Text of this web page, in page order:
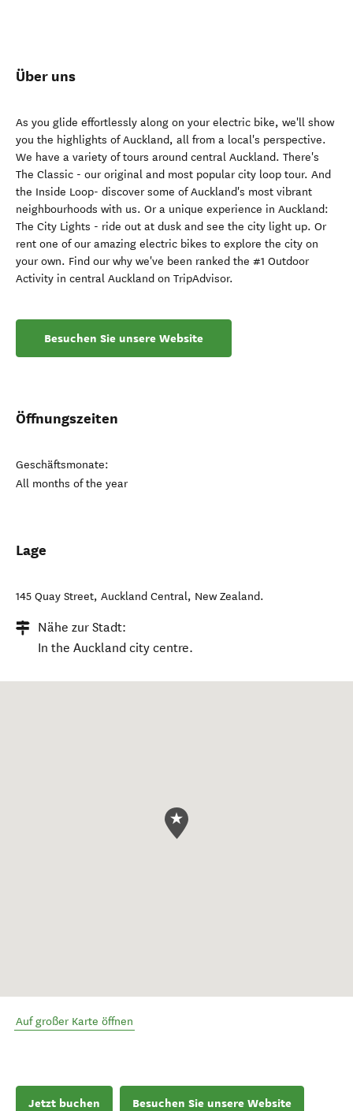
Über uns
As you glide effortlessly along on your electric bike, we'll show
you the highlights of Auckland, all from a local's perspective.
We have a variety of tours around central Auckland. There's
The Classic - our original and most popular city loop tour. And
the Inside Loop- discover some of Auckland's most vibrant
neighbourhoods with us. Or a unique experience in Auckland:
The City Lights - ride out at dusk and see the city light up. Or
rent one of our amazing electric bikes to explore the city on
your own. Find our why we've been ranked the #1 Outdoor
Activity in central Auckland on TripAdvisor.
Besuchen Sie unsere Website
Öffnungszeiten
Geschäftsmonate:
All months of the year
Lage
145 Quay Street, Auckland Central, New Zealand.
Nähe zur Stadt:
In the Auckland city centre.
Auf großer Karte öffnen
Jetzt buchen Besuchen Sie unsere Website